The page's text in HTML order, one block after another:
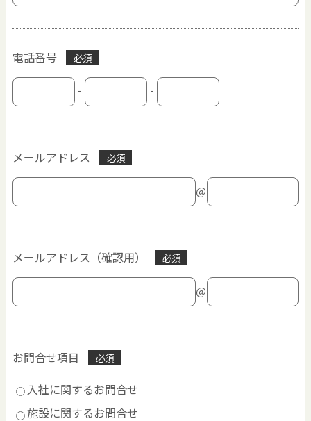
電話番号 必須
- -
メールアドレス 必須
＠
メールアドレス（確認用） 必須
＠
お問合せ項目 必須
入社に関するお問合せ
施設に関するお問合せ